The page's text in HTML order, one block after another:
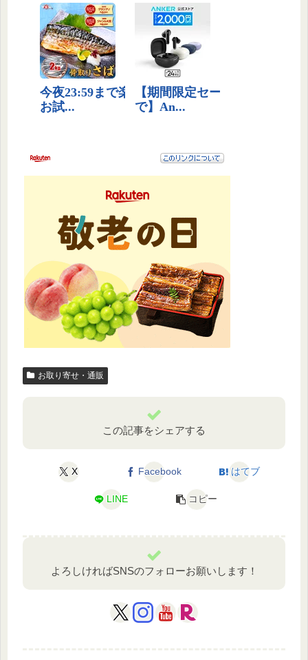
お取り寄せ・通販
この記事をシェアする
X Facebook はてブ
LINE コピー
よろしければSNSのフォローお願いします！